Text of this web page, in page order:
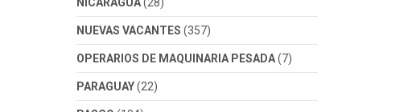
NUEVAS VACANTES (357)
OPERARIOS DE MAQUINARIA PESADA(7)
PARAGUAY(22)